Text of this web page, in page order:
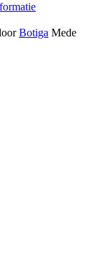
Botiga Mede